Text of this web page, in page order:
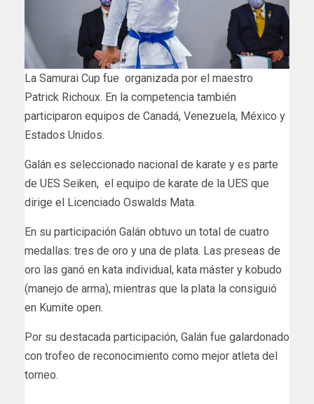
La Samurai Cup fue organizada por el maestro
Patrick Richoux. En la competencia también
participaron equipos de Canadá, Venezuela, México y
Estados Unidos.
Galán es seleccionado nacional de karate y es parte
de UES Seiken, el equipo de karate de la UES que
dirige el Licenciado Oswalds Mata.
En su participación Galán obtuvo un total de cuatro
medallas: tres de oro y una de plata. Las preseas de
oro las ganó en kata individual, kata máster y kobudo
(manejo de arma), mientras que la plata la consiguió
en Kumite open.
Por su destacada participación, Galán fue galardonado
con trofeo de reconocimiento como mejor atleta del
torneo.